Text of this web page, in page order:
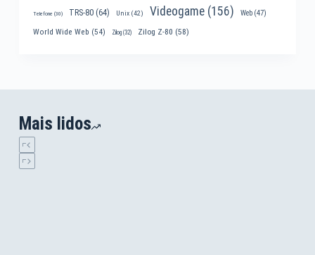
Telefone (30) TRS-80(64) Unix(42) Videogame(156) Web(47)
World Wide Web (54) Zilog(32) Zilog Z-80 (58)
Mais lidos